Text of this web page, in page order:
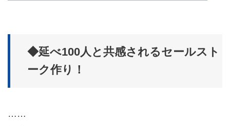
◆延べ100人と共感されるセールスト
ーク作り！
……